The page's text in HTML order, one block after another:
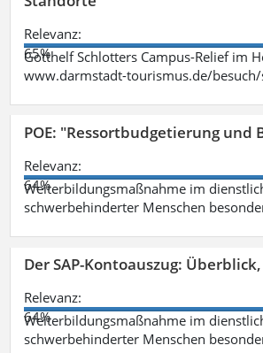
Relevanz:
65%
Gotthelf Schlotters Campus-Relief im
www.darmstadt-tourismus.de/
POE: "Ressortbudgetierung
Relevanz:
64%
Weiterbildungsmaßnahme im
schwerbehinderter Menschen
Der SAP-Kontoauszug:
Relevanz:
64%
Weiterbildungsmaßnahme im
schwerbehinderter Menschen